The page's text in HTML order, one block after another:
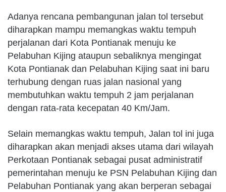
Adanya rencana pembangunan jalan tol tersebut
diharapkan mampu memangkas waktu tempuh
perjalanan dari Kota Pontianak menuju ke
Pelabuhan Kijing ataupun sebaliknya mengingat
Kota Pontianak dan Pelabuhan Kijing saat ini baru
terhubung dengan ruas jalan nasional yang
membutuhkan waktu tempuh 2 jam perjalanan
dengan rata-rata kecepatan 40 Km/Jam.
Selain memangkas waktu tempuh, Jalan tol ini juga
diharapkan akan menjadi akses utama dari wilayah
Perkotaan Pontianak sebagai pusat administratif
pemerintahan menuju ke PSN Pelabuhan Kijing dan
Pelabuhan Pontianak yang akan berperan sebagai